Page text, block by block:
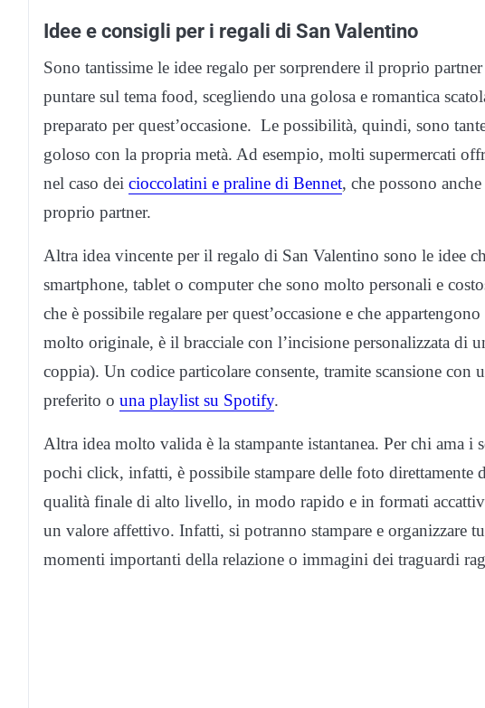
Idee e consigli per i regali di San Valentino
Sono tantissime le idee regalo per sorprendere il proprio
puntare sul tema food, scegliendo una golosa e romantica
preparato per quest’occasione. Le possibilità, quindi, sono
goloso con la propria metà. Ad esempio, molti supermercati
nel caso dei cioccolatini e praline di Bennet, che possono
proprio partner.
Altra idea vincente per il regalo di San Valentino sono le idee
smartphone, tablet o computer che sono molto personali e
che è possibile regalare per quest’occasione e che
molto originale, è il bracciale con l’incisione personalizzata di
coppia). Un codice particolare consente, tramite scansione con
preferito o una playlist su Spotify.
Altra idea molto valida è la stampante istantanea. Per chi ama
pochi click, infatti, è possibile stampare delle foto
qualità finale di alto livello, in modo rapido e in formati
un valore affettivo. Infatti, si potranno stampare e organizzare
momenti importanti della relazione o immagini dei traguardi